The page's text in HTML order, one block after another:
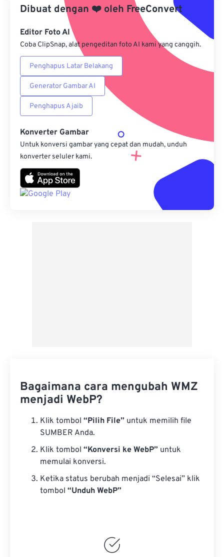
Simpan sebagai Preset
Dibuat dengan ❤️ oleh FreeConvert
Editor Foto AI
Coba ClipSnap, alat pengeditan foto AI kami yang canggih.
Penghapus Latar Belakang
Generator Gambar AI
Penghapus Ajaib
Konverter Gambar
Untuk konversi gambar yang cepat dan mudah, unduh
konverter seluler kami.
Bagaimana cara mengubah WMZ
menjadi WebP?
Klik tombol “Pilih File” untuk memilih file
SUMBER Anda.
Klik tombol “Konversi ke WebP” untuk
memulai konversi.
Ketika status berubah menjadi “Selesai” klik
tombol “Unduh WebP”